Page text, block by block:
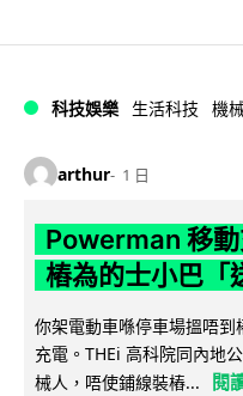
科技娛樂 生活科技 機
arthur 1 日
Powerman 移
樁為的士小巴「
你架電動車喺停車場搵唔
充電。THEi 高科院同內地
械人，唔使鋪線裝樁...
閱